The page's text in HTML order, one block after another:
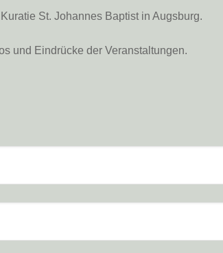
St. Johannes Baptist in Augsburg.
und Eindrücke der Veranstaltungen.